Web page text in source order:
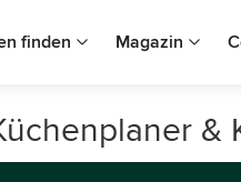
finden Magazin
&